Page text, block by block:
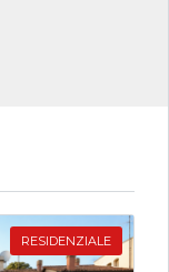
RESIDENZIALE